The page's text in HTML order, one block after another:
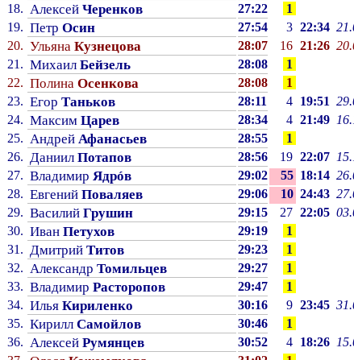
18. Алексей Черенков 27:22
1
19. Петр Осин 27:54 3 22:34
20. Ульяна Кузнецова 28:07 16 21:26
21. Михаил Бейзель 28:08
1
22. Полина Осенкова 28:08
1
23. Егор Таньков 28:11 4 19:51
24. Максим Царев 28:34 4 21:49
25. Андрей Афанасьев 28:55
1
26. Даниил Потапов 28:56 19 22:07
27. Владимир Ядрóв 29:02 55 18:14
28. Евгений Поваляев 29:06 10 24:43
29. Василий Грушин 29:15 27 22:05
30. Иван Петухов 29:19
1
31. Дмитрий Титов 29:23
1
32. Александр Томильцев 29:27
1
33. Владимир Расторопов 29:47
1
34. Илья Кириленко 30:16 9 23:45
35. Кирилл Самойлов 30:46
1
36. Алексей Румянцев 30:52 4 18:26